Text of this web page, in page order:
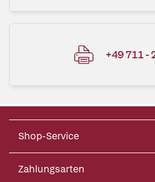
+49 711 -
Shop-Service
Zahlungsarten